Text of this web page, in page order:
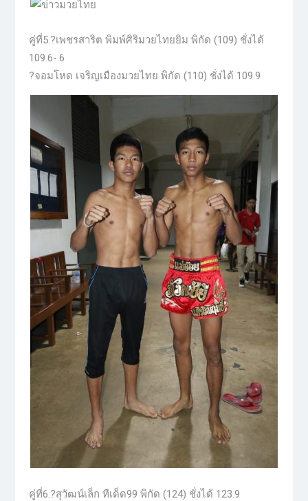
คู่ที่5.?เพชรสาริต พิมพ์ศิริมวยไทยยิม พิกัด (109) ชั่งได้
109.6-.6
?จอมโหด เจริญเมืองมวยไทย พิกัด (110) ชั่งได้ 109.9
คู่ที่6.?สุวัฒน์เล็ก ทีเด็ด99 พิกัด (124) ชั่งได้ 123.9